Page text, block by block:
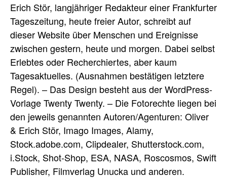
Erich Stör, langjähriger Redakteur einer Frankfurter
Tageszeitung, heute freier Autor, schreibt auf
dieser Website über Menschen und Ereignisse
zwischen gestern, heute und morgen. Dabei selbst
Erlebtes oder Recherchiertes, aber kaum
Tagesaktuelles. (Ausnahmen bestätigen letztere
Regel). – Das Design besteht aus der WordPress-
Vorlage Twenty Twenty. – Die Fotorechte liegen bei
den jeweils genannten Autoren/Agenturen: Oliver
& Erich Stör, Imago Images, Alamy,
Stock.adobe.com, Clipdealer, Shutterstock.com,
i.Stock, Shot-Shop, ESA, NASA, Roscosmos, Swift
Publisher, Filmverlag Unucka und anderen.